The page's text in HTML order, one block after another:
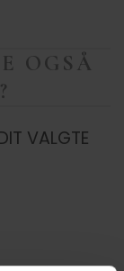
OGSÅ
VALGTE